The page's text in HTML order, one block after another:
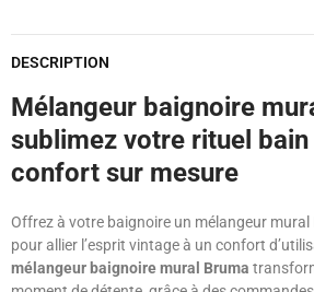
DESCRIPTION
Mélangeur baignoire
sublimez votre rituel bain
confort sur mesure
Offrez à votre baignoire un mélangeur
pour allier l’esprit vintage à un confort
mélangeur baignoire mural Bruma